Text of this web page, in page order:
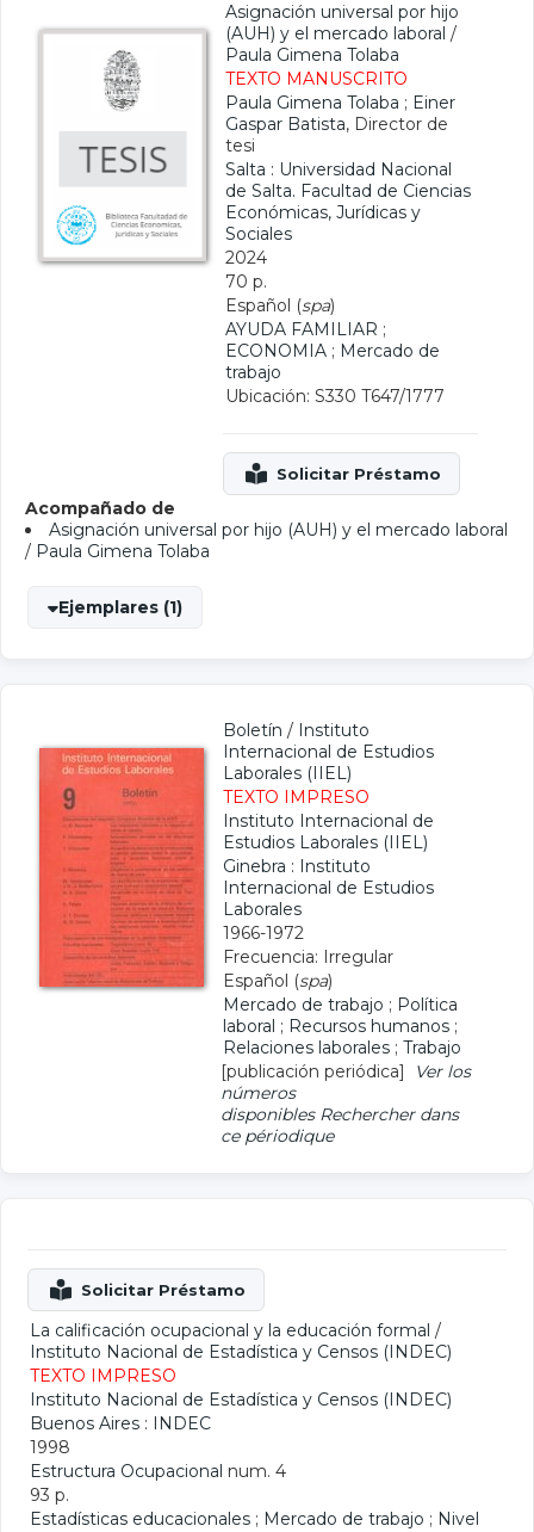
Asignación universal por hijo
(AUH) y el mercado laboral /
Paula Gimena Tolaba
TEXTO MANUSCRITO
Paula Gimena Tolaba ; Einer
Gaspar Batista, Director de
tesi
Salta : Universidad Nacional
de Salta. Facultad de Ciencias
Económicas, Jurídicas y
Sociales
2024
70 p.
Español (spa)
AYUDA FAMILIAR ;
ECONOMIA ; Mercado de
trabajo
Ubicación: S330 T647/1777
Acompañado de
Asignación universal por hijo (AUH) y el mercado laboral
/ Paula Gimena Tolaba
Ejemplares (1)
Boletín / Instituto
Internacional de Estudios
Laborales (IIEL)
TEXTO IMPRESO
Instituto Internacional de
Estudios Laborales (IIEL)
Ginebra : Instituto
Internacional de Estudios
Laborales
1966-1972
Frecuencia: Irregular
Español (spa)
Mercado de trabajo ; Política
laboral ; Recursos humanos ;
Relaciones laborales ; Trabajo
[publicación periódica]
Ver los
números
disponibles Rechercher dans
ce périodique
La calificación ocupacional y la educación formal /
Instituto Nacional de Estadística y Censos (INDEC)
TEXTO IMPRESO
Instituto Nacional de Estadística y Censos (INDEC)
Buenos Aires : INDEC
1998
Estructura Ocupacional num. 4
93 p.
Estadísticas educacionales ; Mercado de trabajo ; Nivel